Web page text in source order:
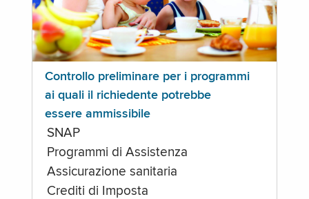
Controllo preliminare per i programmi
ai quali il richiedente potrebbe
essere ammissibile
SNAP
Programmi di Assistenza
Assicurazione sanitaria
Crediti di Imposta